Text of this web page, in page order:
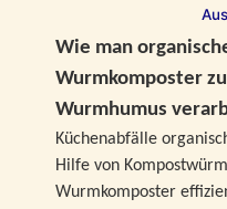
Wie man
Wurmkomposter
Wurmhumus
Küchenabfälle
Hilfe von
Wurmkomposter